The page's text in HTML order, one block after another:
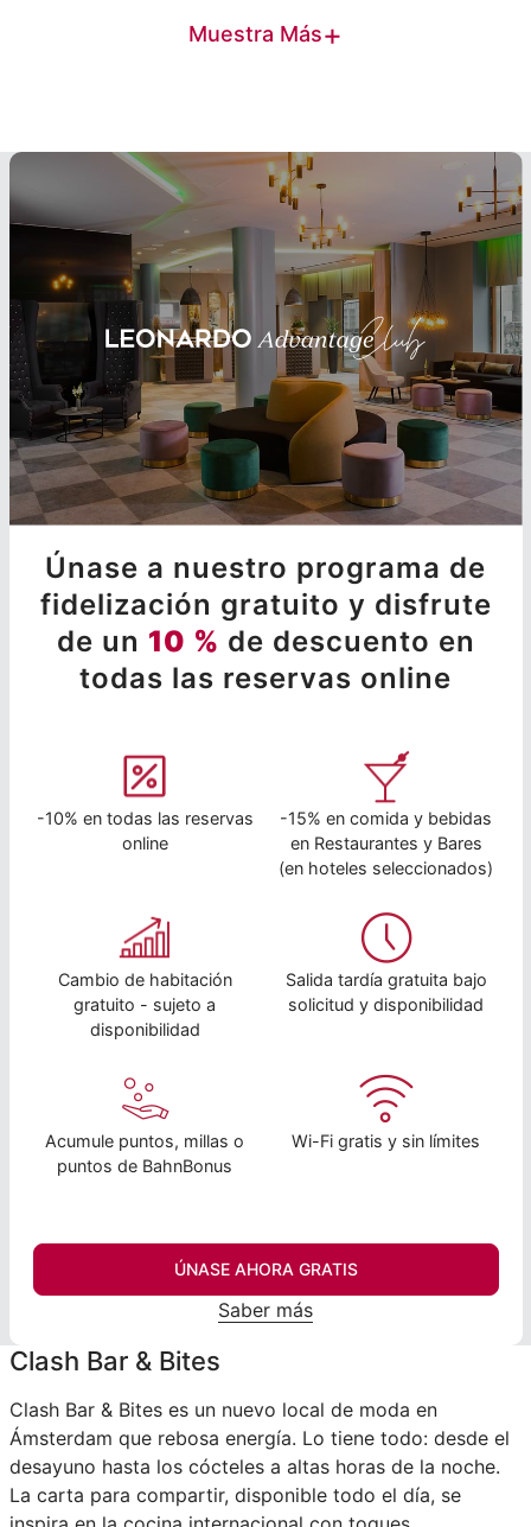
Muestra Más+
Únase a nuestro programa de
fidelización gratuito y disfrute
de un 10 % de descuento en
todas las reservas online
-10% en todas las reservas
online
-15% en comida y bebidas
en Restaurantes y Bares
(en hoteles seleccionados)
Cambio de habitación
gratuito - sujeto a
disponibilidad
Salida tardía gratuita bajo
solicitud y disponibilidad
Acumule puntos, millas o
puntos de BahnBonus
Wi-Fi gratis y sin límites
ÚNASE AHORA GRATIS
Saber más
Clash Bar & Bites
Clash Bar & Bites es un nuevo local de moda en
Ámsterdam que rebosa energía. Lo tiene todo: desde el
desayuno hasta los cócteles a altas horas de la noche.
La carta para compartir, disponible todo el día, se